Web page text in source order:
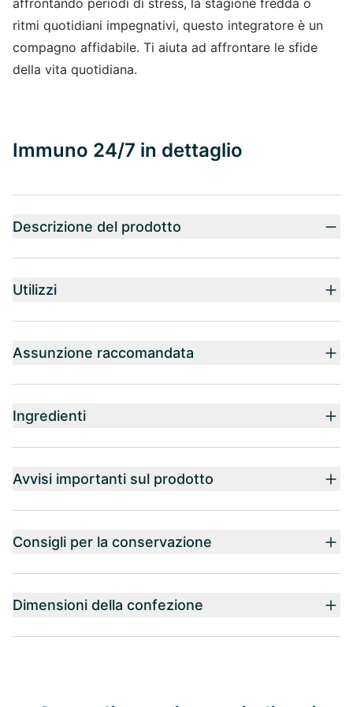
affrontando periodi di stress, la stagione fredda o
ritmi quotidiani impegnativi, questo integratore è un
compagno affidabile. Ti aiuta ad affrontare le sfide
della vita quotidiana.
Immuno 24/7 in dettaglio
Descrizione del prodotto
Utilizzi
Assunzione raccomandata
Ingredienti
Avvisi importanti sul prodotto
Consigli per la conservazione
Dimensioni della confezione